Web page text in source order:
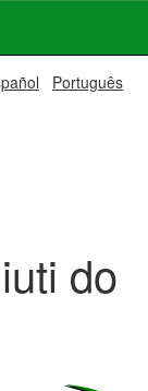
Português
do